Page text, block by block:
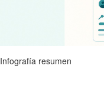
Infografía resumen